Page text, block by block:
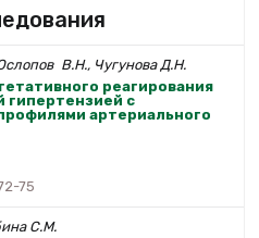
В.Н., Чугунова Д.Н.
реагирования
гипертензией с
артериального
75
С.М.